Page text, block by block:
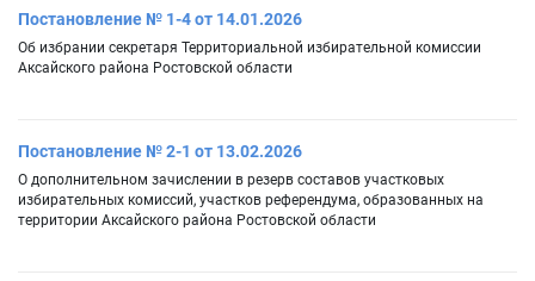
Постановление № 1-4 от 14.01.2026
Об избрании секретаря Территориальной избирательной комиссии
Аксайского района Ростовской области
Постановление № 2-1 от 13.02.2026
О дополнительном зачислении в резерв составов участковых
избирательных комиссий, участков референдума, образованных на
территории Аксайского района Ростовской области